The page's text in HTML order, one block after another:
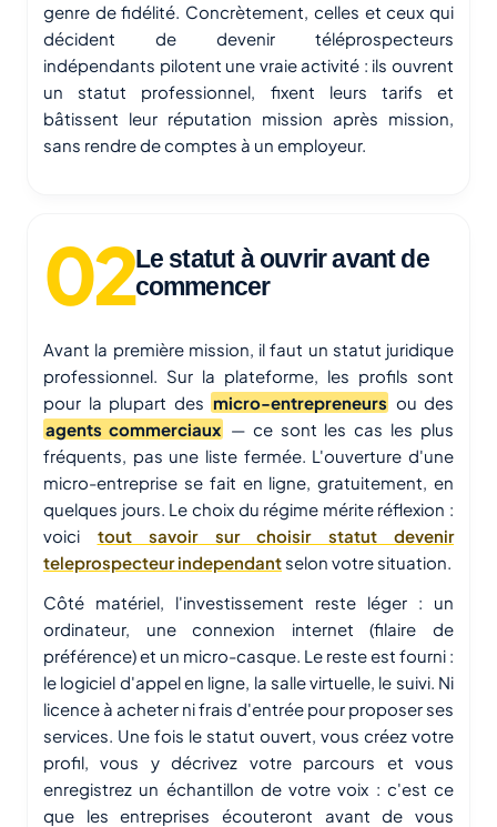
genre de fidélité. Concrètement, celles et ceux qui
décident de devenir téléprospecteurs
indépendants pilotent une vraie activité : ils ouvrent
un statut professionnel, fixent leurs tarifs et
bâtissent leur réputation mission après mission,
sans rendre de comptes à un employeur.
Le statut à ouvrir avant de
commencer
Avant la première mission, il faut un statut juridique
professionnel. Sur la plateforme, les profils sont
pour la plupart des micro-entrepreneurs ou des
agents commerciaux — ce sont les cas les plus
fréquents, pas une liste fermée. L'ouverture d'une
micro-entreprise se fait en ligne, gratuitement, en
quelques jours. Le choix du régime mérite réflexion :
voici tout savoir sur choisir statut devenir
teleprospecteur independantselon votre situation.
Côté matériel, l'investissement reste léger : un
ordinateur, une connexion internet (filaire de
préférence) et un micro-casque. Le reste est fourni :
le logiciel d'appel en ligne, la salle virtuelle, le suivi. Ni
licence à acheter ni frais d'entrée pour proposer ses
services. Une fois le statut ouvert, vous créez votre
profil, vous y décrivez votre parcours et vous
enregistrez un échantillon de votre voix : c'est ce
que les entreprises écouteront avant de vous